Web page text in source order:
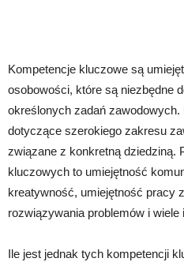
Kompetencje kluczowe są
osobowości, które są niezbędne
określonych zadań zawodowych.
dotyczące szerokiego zakresu
związane z konkretną dziedziną.
kluczowych to umiejętność
kreatywność, umiejętność pracy
rozwiązywania problemów i wiele
Ile jest jednak tych kompetencji